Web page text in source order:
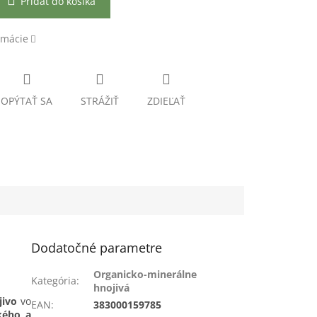
OPÝTAŤ SA STRÁŽIŤ ZDIEĽAŤ
vo
Dodatočné parametre
Kategória:
Organicko-minerálne
hnojivá
EAN: 383000159785